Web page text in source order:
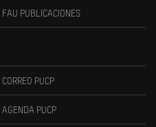
FAU PUBLICACIONES
CORREO PUCP
AGENDA PUCP